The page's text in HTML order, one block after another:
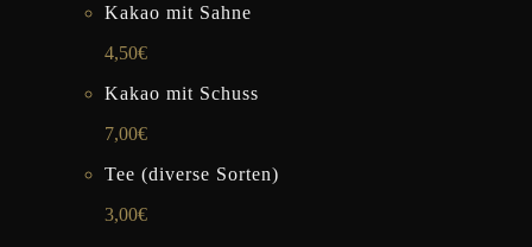
Kakao mit Sahne
4,50€
Kakao mit Schuss
7,00€
Tee (diverse Sorten)
3,00€